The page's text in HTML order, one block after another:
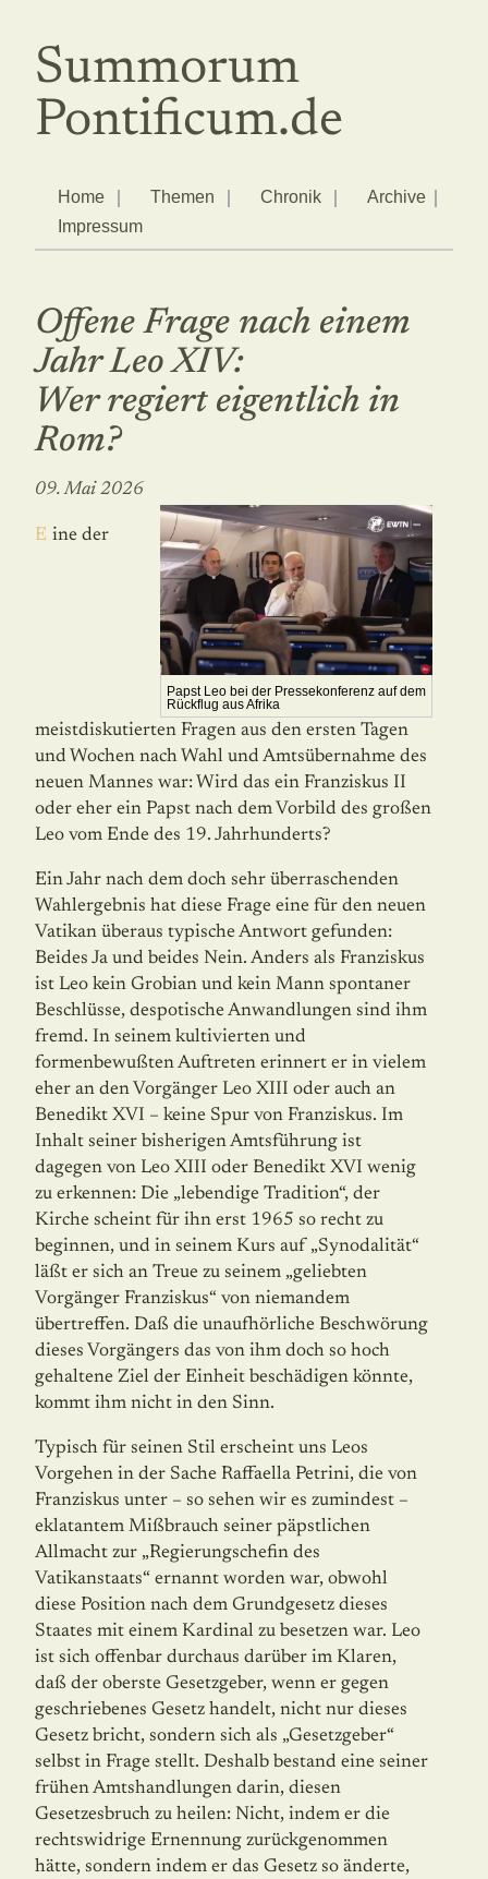
Summorum
Pontificum.de
Home Themen Chronik
Archive
Impressum
Offene Frage nach einem
Jahr Leo XIV:
Wer regiert eigentlich in
Rom?
09. Mai 2026
Papst Leo bei der Pressekonferenz auf dem
Rückflug aus Afrika
Eine der
meistdiskutierten Fragen aus den ersten Tagen
und Wochen nach Wahl und Amtsübernahme des
neuen Mannes war: Wird das ein Franziskus II
oder eher ein Papst nach dem Vorbild des großen
Leo vom Ende des 19. Jahrhunderts?
Ein Jahr nach dem doch sehr überraschenden
Wahlergebnis hat diese Frage eine für den neuen
Vatikan überaus typische Antwort ge­fun­den:
Beides Ja und beides Nein. Anders als Franziskus
ist Leo kein Grobian und kein Mann spontaner
Beschlüsse, despotische Anwandlungen sind ihm
fremd. In seinem kul­tivierten und
formenbewußten Auftreten erinnert er in vielem
eher an den Vorgänger Leo XIII oder auch an
Benedikt XVI – keine Spur von Franziskus. Im
Inhalt seiner bishe­rigen Amtsführung ist
dagegen von Leo XIII oder Benedikt XVI wenig
zu erkennen: Die „lebendige Tradition“, der
Kirche scheint für ihn erst 1965 so recht zu
beginnen, und in seinem Kurs auf „Synodalität“
läßt er sich an Treue zu seinem „geliebten
Vorgänger Franziskus“ von niemandem
übertreffen. Daß die unaufhörliche Beschwörung
dieses Vorgängers das von ihm doch so hoch
gehaltene Ziel der Einheit beschädigen könnte,
kommt ihm nicht in den Sinn.
Typisch für seinen Stil erscheint uns Leos
Vorgehen in der Sache Raffaella Petrini, die von
Franziskus unter – so sehen wir es zumindest –
eklatantem Mißbrauch seiner päpstlichen
Allmacht zur „Regierungschefin des
Vatikanstaats“ ernannt worden war, obwohl
diese Po­sition nach dem Grundgesetz dieses
Staates mit einem Kardinal zu besetzen war. Leo
ist sich offenbar durchaus darüber im Klaren,
daß der oberste Gesetzgeber, wenn er ge­gen
geschriebenes Gesetz handelt, nicht nur dieses
Gesetz bricht, sondern sich als „Gesetzgeber“
selbst in Frage stellt. Deshalb bestand eine seiner
frühen Amtshandlungen darin, diesen
Gesetzesbruch zu heilen: Nicht, indem er die
rechtswidrige Ernennung zurückgenommen
hätte, sondern indem er das Gesetz so änderte,